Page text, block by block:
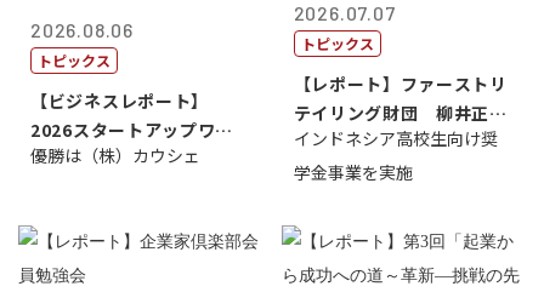
2026.08.06
トピックス
【ビジネスレポート】
2026スタートアップワー
ルドカップ東京
優勝は（株）カウシェ
2026.07.07
トピックス
【レポート】ファーストリ
テイリング財団 柳井正
理事長
インドネシア高校生向け奨
学金事業を実施